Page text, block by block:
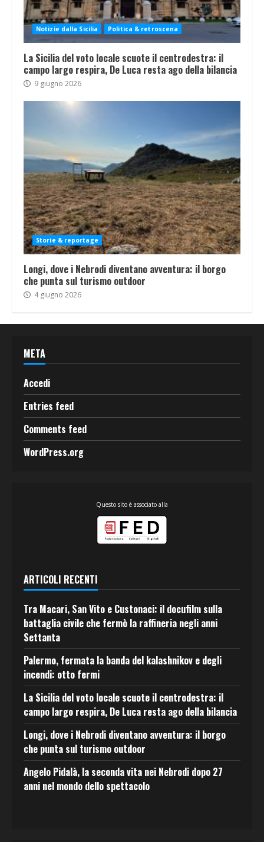
Notizie dalla Sicilia Politica & retroscena
La Sicilia del voto locale scuote il centrodestra: il
campo largo respira, De Luca resta ago della bilancia
9 giugno 2026
Storie & reportage
Longi, dove i Nebrodi diventano avventura: il borgo
che punta sul turismo outdoor
4 giugno 2026
META
Accedi
Entries feed
Comments feed
WordPress.org
Questo sito è associato alla
ARTICOLI RECENTI
Tra Macari, San Vito e Custonaci: il docufilm sulla
battaglia civile che fermò la raffineria negli anni
Settanta
Palermo, fermata la banda del kalashnikov e degli
incendi: otto fermi
La Sicilia del voto locale scuote il centrodestra: il
campo largo respira, De Luca resta ago della bilancia
Longi, dove i Nebrodi diventano avventura: il borgo
che punta sul turismo outdoor
Angelo Pidalà, la seconda vita nei Nebrodi dopo 27
anni nel mondo dello spettacolo